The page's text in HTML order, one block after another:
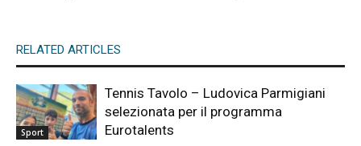
RELATED ARTICLES
Sport
Tennis Tavolo – Ludovica Parmigiani
selezionata per il programma
Eurotalents